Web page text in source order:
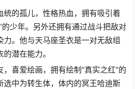
统的孤儿，性格热血，拥有吸引着
的少年。另外还拥有通过战斗把敌对
力。他与天马座圣衣是一对无敌组
潜在能力。
，喜爱绘画，拥有绘制“真实之红”的
选中为转生体，体内的冥王哈迪斯